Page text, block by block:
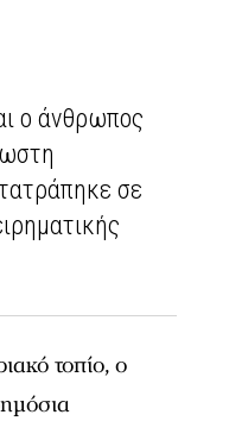
ο άνθρωπος
σε
τοπίο, ο